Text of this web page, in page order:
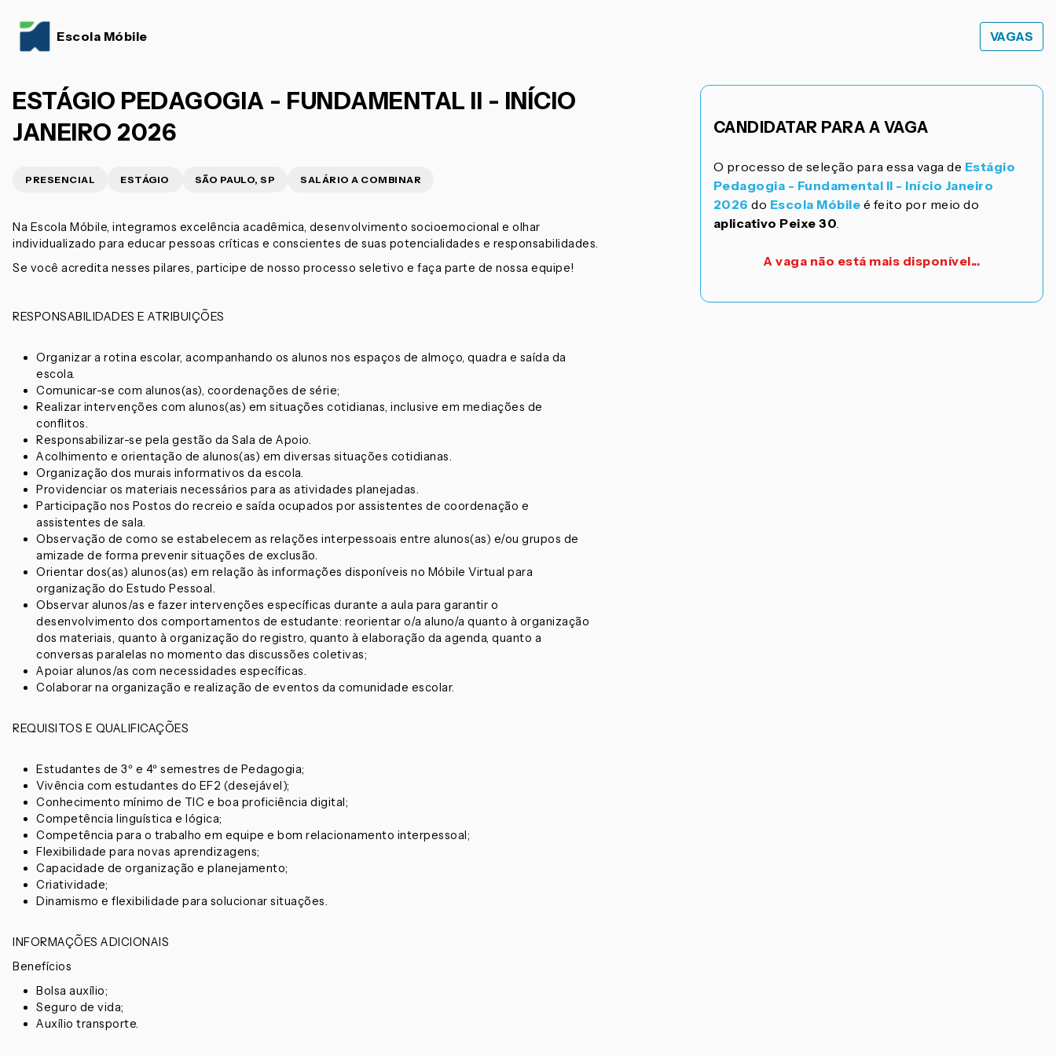
Escola Móbile VAGAS
ESTÁGIO PEDAGOGIA - FUNDAMENTAL II - INÍCIO
JANEIRO 2026
PRESENCIAL ESTÁGIO SÃO PAULO, SP SALÁRIO A COMBINAR
Na Escola Móbile, integramos excelência acadêmica, desenvolvimento socioemocional e olhar
individualizado para educar pessoas críticas e conscientes de suas potencialidades e responsabilidades.
Se você acredita nesses pilares, participe de nosso processo seletivo e faça parte de nossa equipe!
RESPONSABILIDADES E ATRIBUIÇÕES
Organizar a rotina escolar, acompanhando os alunos nos espaços de almoço, quadra e saída da
escola.
Comunicar-se com alunos(as), coordenações de série;
Realizar intervenções com alunos(as) em situações cotidianas, inclusive em mediações de
conflitos.
Responsabilizar-se pela gestão da Sala de Apoio.
Acolhimento e orientação de alunos(as) em diversas situações cotidianas.
Organização dos murais informativos da escola.
Providenciar os materiais necessários para as atividades planejadas.
Participação nos Postos do recreio e saída ocupados por assistentes de coordenação e
assistentes de sala.
Observação de como se estabelecem as relações interpessoais entre alunos(as) e/ou grupos de
amizade de forma prevenir situações de exclusão.
Orientar dos(as) alunos(as) em relação às informações disponíveis no Móbile Virtual para
organização do Estudo Pessoal.
Observar alunos/as e fazer intervenções específicas durante a aula para garantir o
desenvolvimento dos comportamentos de estudante: reorientar o/a aluno/a quanto à organização
dos materiais, quanto à organização do registro, quanto à elaboração da agenda, quanto a
conversas paralelas no momento das discussões coletivas;
Apoiar alunos/as com necessidades específicas.
Colaborar na organização e realização de eventos da comunidade escolar.
REQUISITOS E QUALIFICAÇÕES
Estudantes de 3º e 4º semestres de Pedagogia;
Vivência com estudantes do EF2 (desejável);
Conhecimento mínimo de TIC e boa proficiência digital;
Competência linguística e lógica;
Competência para o trabalho em equipe e bom relacionamento interpessoal;
Flexibilidade para novas aprendizagens;
Capacidade de organização e planejamento;
Criatividade;
Dinamismo e flexibilidade para solucionar situações.
INFORMAÇÕES ADICIONAIS
Benefícios
Bolsa auxílio;
Seguro de vida;
Auxílio transporte.
CANDIDATAR PARA A VAGA
O processo de seleção para essa vaga de Estágio
Pedagogia - Fundamental II - Início Janeiro
2026 do Escola Móbile é feito por meio do
aplicativo Peixe 30.
A vaga não está mais disponível...